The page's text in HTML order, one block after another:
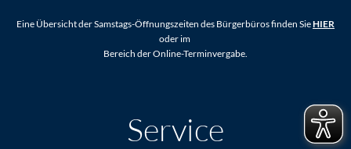
Eine Übersicht der Samstags-Öffnungszeiten des Bürgerbüros finden SieHIER
oder im
Bereich der Online-Terminvergabe.
Service